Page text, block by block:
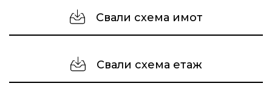
Свали схема имот
Свали схема етаж